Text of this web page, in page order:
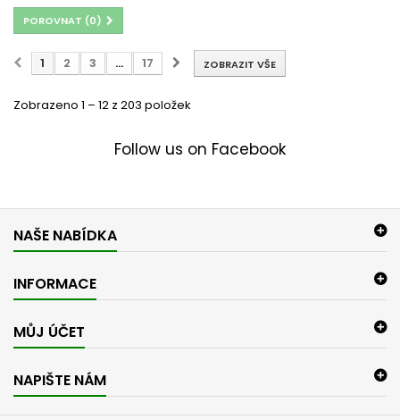
POROVNAT (0)
ZOBRAZIT VŠE
1 2 3 ... 17
Zobrazeno 1 – 12 z 203 položek
Follow us on Facebook
NAŠE NABÍDKA
INFORMACE
MŮJ ÚČET
NAPIŠTE NÁM